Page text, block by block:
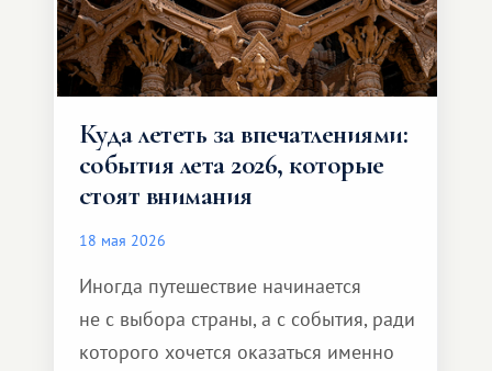
Куда лететь за впечатлениями:
события лета 2026, которые
стоят внимания
18 мая 2026
Иногда путешествие начинается
не с выбора страны, а с события, ради
которого хочется оказаться именно